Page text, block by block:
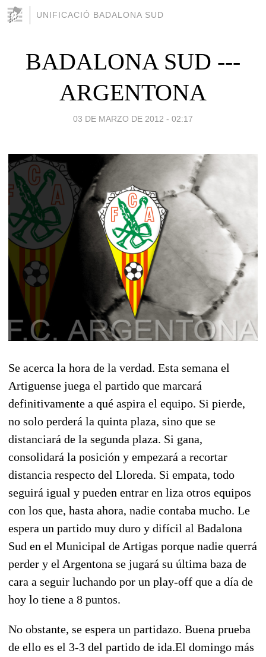
UNIFICACIÓ BADALONA SUD
BADALONA SUD ---
ARGENTONA
03 DE MARZO DE 2012 - 02:17
Se acerca la hora de la verdad. Esta semana el
Artiguense juega el partido que marcará
definitivamente a qué aspira el equipo. Si pierde,
no solo perderá la quinta plaza, sino que se
distanciará de la segunda plaza. Si gana,
consolidará la posición y empezará a recortar
distancia respecto del Lloreda. Si empata, todo
seguirá igual y pueden entrar en liza otros equipos
con los que, hasta ahora, nadie contaba mucho. Le
espera un partido muy duro y difícil al Badalona
Sud en el Municipal de Artigas porque nadie querrá
perder y el Argentona se jugará su última baza de
cara a seguir luchando por un play-off que a día de
hoy lo tiene a 8 puntos.
No obstante, se espera un partidazo. Buena prueba
de ello es el 3-3 del partido de ida.El domingo más